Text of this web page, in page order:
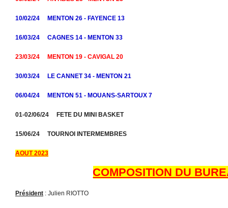
10/02/24 MENTON 26 - FAYENCE 13
16/03/24 CAGNES 14 - MENTON 33
23/03/24 MENTON 19 - CAVIGAL 20
30/03/24 LE CANNET 34 - MENTON 21
06/04/24 MENTON 51 - MOUANS-SARTOUX 7
01-02/06/24 FETE DU MINI BASKET
15/06/24 TOURNOI INTERMEMBRES
AOUT 2023
COMPOSITION DU
Président : Julien RIOTTO